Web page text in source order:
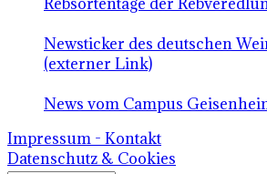
Newsticker des deutschen
(externer Link)
News vom Campus
Impressum - Kontakt
Datenschutz & Cookies